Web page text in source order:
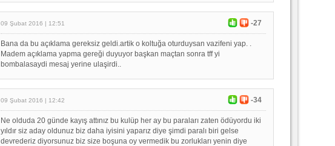
09 Şubat 2016 | 12:51 -27
Bana da bu açıklama gereksiz geldi.artik o koltuğa oturduysan vazifeni yap. .
Madem açıklama yapma gereği duyuyor başkan maçtan sonra tff yi
bombalasaydi mesaj yerine ulaşirdi..
09 Şubat 2016 | 12:42 -34
Ne olduda 20 günde kayış attınız bu kulüp her ay bu paraları zaten ödüyordu iki
yıldır siz aday oldunuz biz daha iyisini yaparız diye şimdi paralı biri gelse
devrederiz diyorsunuz biz size boşuna oy vermedik bu zorlukları yenin diye